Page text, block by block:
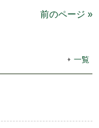
前のページ »
一覧